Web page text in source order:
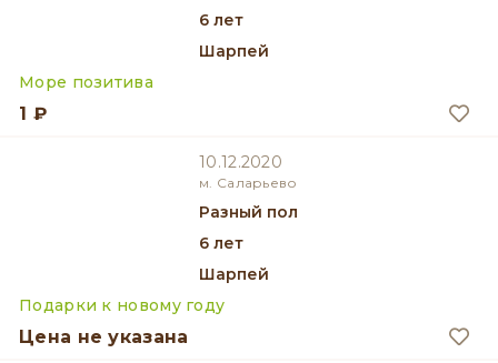
6 лет
Шарпей
Море позитива
1 ₽
10.12.2020
м. Саларьево
разный пол
6 лет
Шарпей
Подарки к новому году
Цена не указана